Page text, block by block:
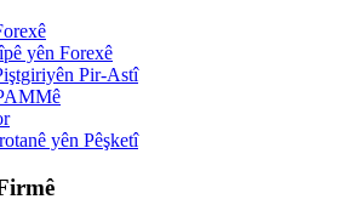
yên Forexê
Pir-Astî
yên Pêşketî